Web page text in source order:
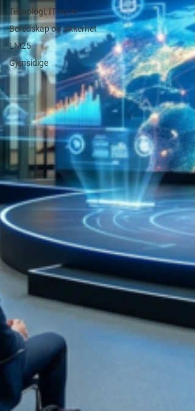
Teknologi, IT og AI
Beredskap og sikkerhet
LM25
Gjensidige